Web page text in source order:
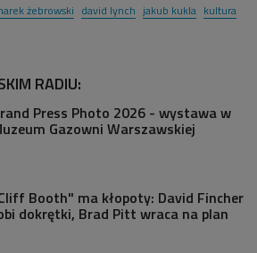
żebrowski david lynch jakub kukla kultura
RADIU:
Press Photo 2026 - wystawa w
Gazowni Warszawskiej
Booth" ma kłopoty: David Fincher
dokrętki, Brad Pitt wraca na plan